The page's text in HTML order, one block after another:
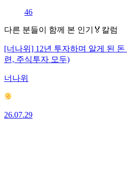
46
다른 분들이 함께 본 인기🏅칼럼
[너나위] 12년 투자하며 알게 된
련, 주식투자 모두)
너나위
26.07.29